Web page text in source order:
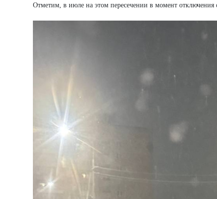
Отметим, в июле на этом пересечении в момент отключения